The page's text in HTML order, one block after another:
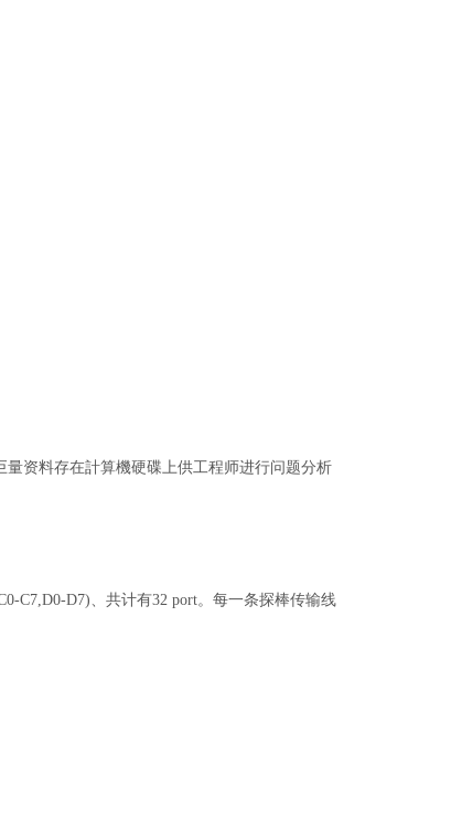
量资料存在計算機硬碟上供工程师进行问题分析
C7,D0-D7)、共计有32 port。每一条探棒传输线